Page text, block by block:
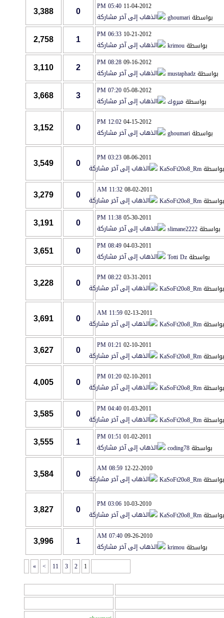
11-04-2012
05:40 PM
بواسطةghoumari
0
3,388
10-21-2012
06:33 PM
بواسطةkrimou
1
2,758
09-16-2012
08:28 PM
بواسطةmustaphadz
2
3,110
05-08-2012
07:20 PM
بواسطة مبروك
3
3,668
04-15-2012
12:02 PM
بواسطةghoumari
0
3,152
08-06-2011
03:23 PM
بواسطةKaSoFt20o8_Rm
0
3,549
08-02-2011
11:32 AM
بواسطةKaSoFt20o8_Rm
0
3,279
05-30-2011
11:38 PM
بواسطةslimane2222
0
3,191
04-03-2011
08:49 PM
بواسطةTotti Dz
0
3,651
03-31-2011
08:22 PM
بواسطةKaSoFt20o8_Rm
0
3,228
02-13-2011
11:59 AM
بواسطةKaSoFt20o8_Rm
0
3,691
02-10-2011
01:21 PM
بواسطةKaSoFt20o8_Rm
0
3,627
02-10-2011
01:20 PM
بواسطةKaSoFt20o8_Rm
0
4,005
01-03-2011
04:40 PM
بواسطةKaSoFt20o8_Rm
0
3,585
01-02-2011
01:51 PM
بواسطةcoding78
1
3,555
12-22-2010
08:59 AM
بواسطةKaSoFt20o8_Rm
0
3,584
10-03-2010
03:06 PM
بواسطةKaSoFt20o8_Rm
0
3,827
09-26-2010
07:40 AM
بواسطةkrimou
1
3,996
1
2
3
11
>
»